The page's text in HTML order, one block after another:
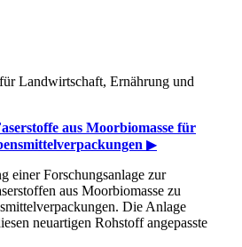
Landwirtschaft, Ernährung und
aus Moorbiomasse für
▶
einer Forschungsanlage zur
aus Moorbiomasse zu
Die Anlage
neuartigen Rohstoff angepasste